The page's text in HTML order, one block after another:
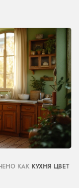
КАК КУХНЯ ЦВЕТ